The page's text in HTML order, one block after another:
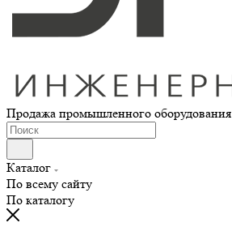
Продажа промышленного оборудования
Каталог
По всему сайту
По каталогу